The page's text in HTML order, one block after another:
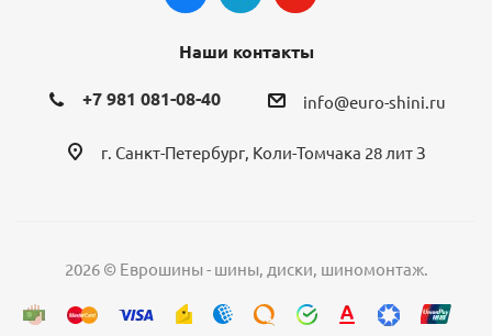
Наши контакты
+7 981 081-08-40 info@euro-shini.ru
г. Санкт-Петербург, Коли-Томчака 28 лит З
2026 © Еврошины - шины, диски, шиномонтаж.